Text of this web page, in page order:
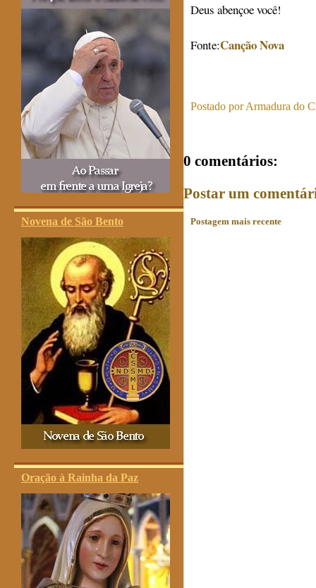
Novena de São Bento
Oração à Rainha da Paz
Deus abençoe você!
Fonte:Canção Nova
Postado porArmadura do
0 comentários:
Postar um
Postagem mais recente